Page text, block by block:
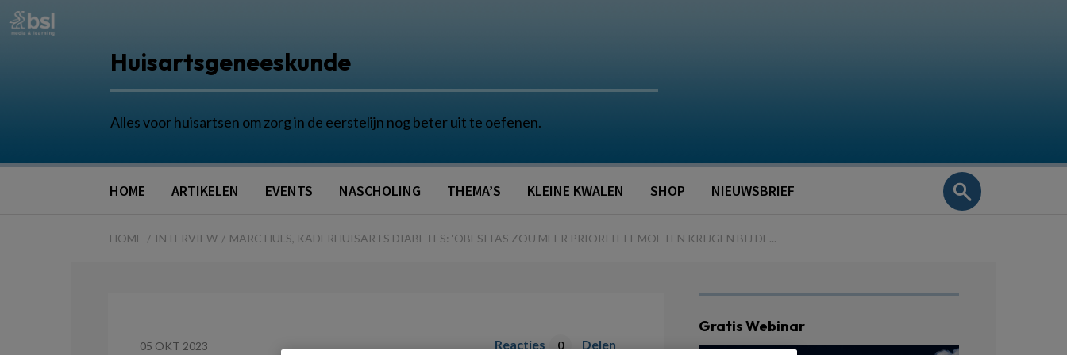
Huisartsgeneeskunde
Alles voor huisartsen om zorg in de eerstelijn nog beter uit te oefenen.
HOME ARTIKELEN EVENTS NASCHOLING THEMA’S KLEINE KWALEN SHOP NIEUWSBRIEF
HOME INTERVIEW MARC HULS, KADERHUISARTS DIABETES: ‘OBESITAS ZOU MEER PRIORITEIT MOETEN KRIJGEN BIJ DE...
05 OKT 2023 Reacties 0 Delen
Gratis Webinar